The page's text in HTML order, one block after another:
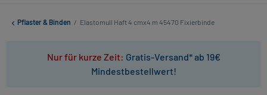
Pflaster & Binden / Elastomull Haft 4 cmx4 m 45470 Fixierbinde
Nur für kurze Zeit: Gratis-Versand* ab 19€
Mindestbestellwert!